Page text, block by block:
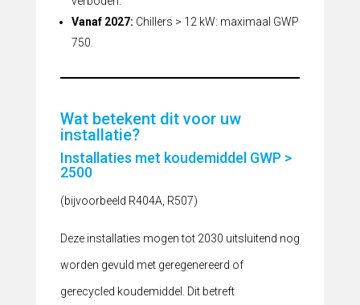
Vanaf 2027: Chillers > 12 kW: maximaal GWP
750.
Wat betekent dit voor uw
installatie?
Installaties met koudemiddel GWP >
2500
(bijvoorbeeld R404A, R507)
Deze installaties mogen tot 2030 uitsluitend nog
worden gevuld met geregenereerd of
gerecycled koudemiddel. Dit betreft